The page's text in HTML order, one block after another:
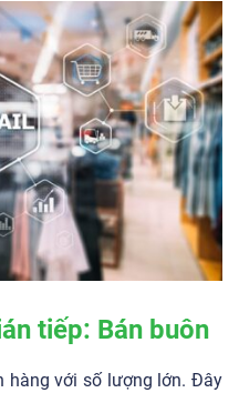
tiếp: Bán buôn
hàng với số lượng lớn. Đây